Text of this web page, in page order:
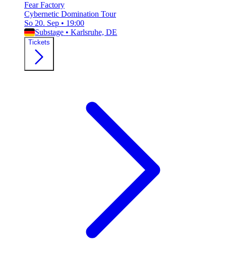
Fear Factory
Cybernetic Domination Tour
So 20. Sep • 19:00
Substage • Karlsruhe, DE
Tickets